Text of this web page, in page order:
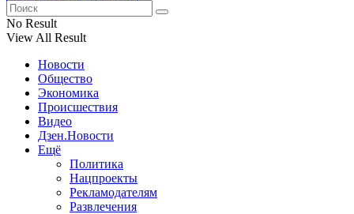
No Result
View All Result
Новости
Общество
Экономика
Происшествия
Видео
Дзен.Новости
Ещё
Политика
Нацпроекты
Рекламодателям
Развлечения